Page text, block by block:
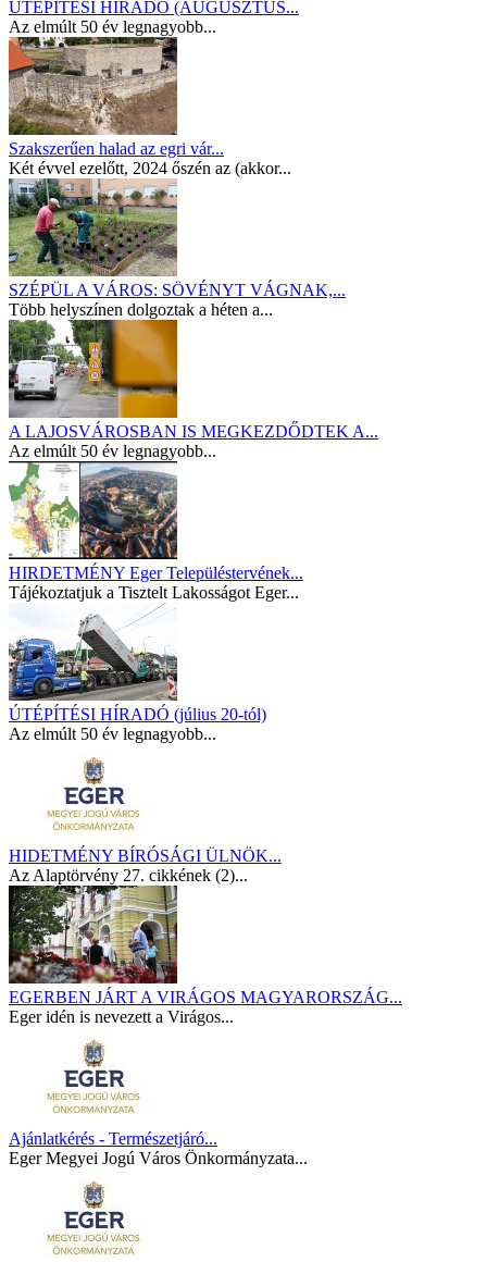
ÚTÉPÍTÉSI HÍRADÓ (AUGUSZTUS...
Az elmúlt 50 év legnagyobb...
Szakszerűen halad az egri vár...
Két évvel ezelőtt, 2024 őszén az (akkor...
SZÉPÜL A VÁROS: SÖVÉNYT VÁGNAK,...
Több helyszínen dolgoztak a héten a...
A LAJOSVÁROSBAN IS MEGKEZDŐDTEK A...
Az elmúlt 50 év legnagyobb...
HIRDETMÉNY Eger Településtervének...
Tájékoztatjuk a Tisztelt Lakosságot Eger...
ÚTÉPÍTÉSI HÍRADÓ (július 20-tól)
Az elmúlt 50 év legnagyobb...
HIDETMÉNY BÍRÓSÁGI ÜLNÖK...
Az Alaptörvény 27. cikkének (2)...
EGERBEN JÁRT A VIRÁGOS MAGYARORSZÁG...
Eger idén is nevezett a Virágos...
Ajánlatkérés - Természetjáró...
Eger Megyei Jogú Város Önkormányzata...